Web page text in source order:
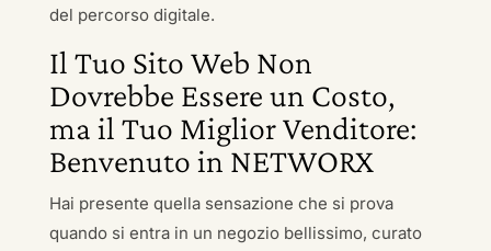
del percorso digitale.
Il Tuo Sito Web Non
Dovrebbe Essere un Costo,
ma il Tuo Miglior Venditore:
Benvenuto in NETWORX
Hai presente quella sensazione che si prova
quando si entra in un negozio bellissimo, curato